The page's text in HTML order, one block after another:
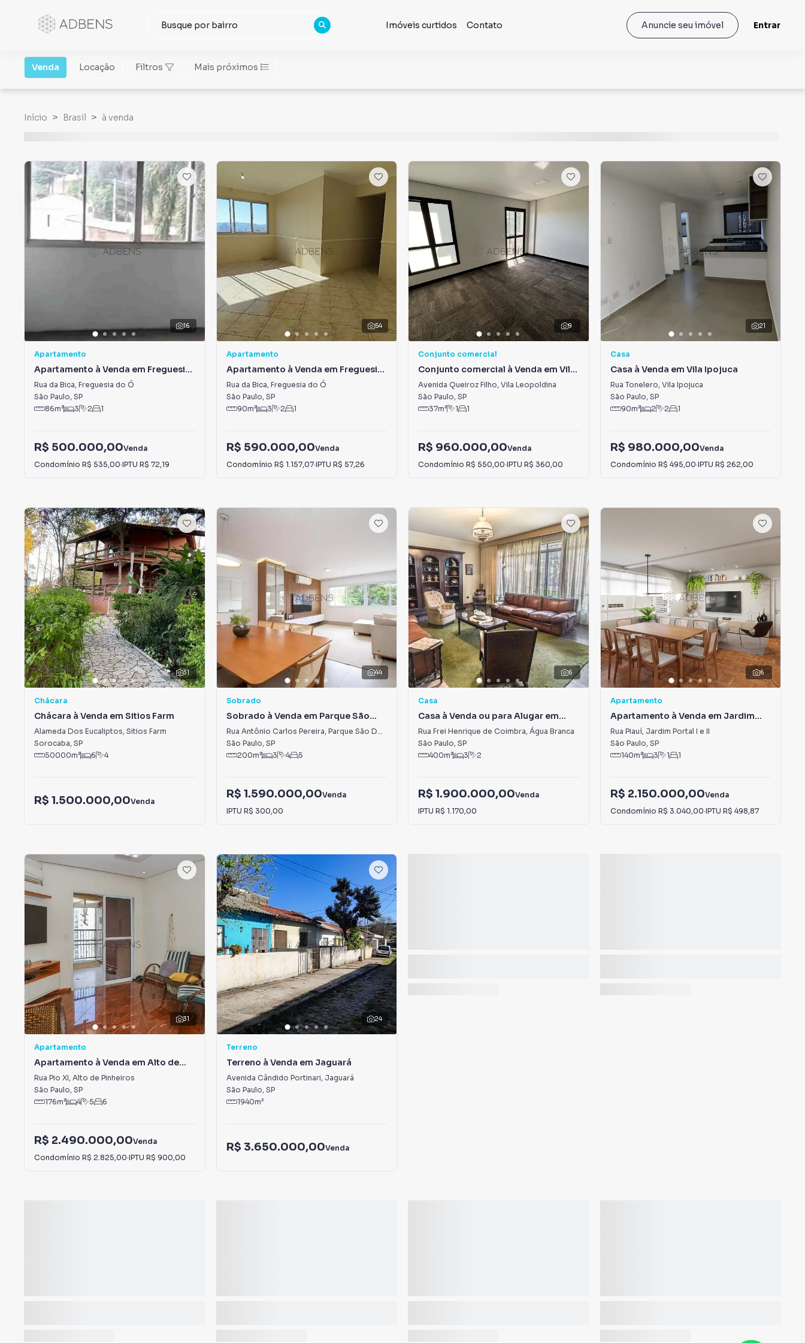
Imóveis curtidos Contato Anuncie seu imóvel Entrar
Venda Locação Filtros Mais próximos
Início Brasil à venda
16
Apartamento
Apartamento à Venda em Freguesia
do Ó
Rua da Bica, Freguesia do Ó
São Paulo, SP
86m² 3 2 1
R$ 500.000,00Venda
Condomínio R$ 535,00·IPTU R$ 72,19
54
Apartamento
Apartamento à Venda em Freguesia
do Ó
Rua da Bica, Freguesia do Ó
São Paulo, SP
90m² 3 2 1
R$ 590.000,00Venda
Condomínio R$ 1.157,07·IPTU R$ 57,26
9
Conjunto comercial
Conjunto comercial à Venda em Vila
Leopoldina
Avenida Queiroz Filho, Vila Leopoldina
São Paulo, SP
37m² 1 1
R$ 960.000,00Venda
Condomínio R$ 550,00·IPTU R$ 360,00
21
Casa
Casa à Venda em Vila Ipojuca
Rua Tonelero, Vila Ipojuca
São Paulo, SP
90m² 2 2 1
R$ 980.000,00Venda
Condomínio R$ 495,00·IPTU R$ 262,00
31
Chácara
Chácara à Venda em Sitios Farm
Alameda Dos Eucaliptos, Sitios Farm
Sorocaba, SP
50000m² 6 4
R$ 1.500.000,00Venda
44
Sobrado
Sobrado à Venda em Parque São
Domingos
Rua Antônio Carlos Pereira, Parque São Domingos
São Paulo, SP
200m² 3 4 5
R$ 1.590.000,00Venda
IPTU R$ 300,00
6
Casa
Casa à Venda ou para Alugar em
Água Branca
Rua Frei Henrique de Coimbra, Água Branca
São Paulo, SP
400m² 3 2
R$ 1.900.000,00Venda
IPTU R$ 1.170,00
6
Apartamento
Apartamento à Venda em Jardim
Portal I e II
Rua Piauí, Jardim Portal I e II
São Paulo, SP
140m² 3 1 1
R$ 2.150.000,00Venda
Condomínio R$ 3.040,00·IPTU R$ 498,87
31
Apartamento
Apartamento à Venda em Alto de
Pinheiros
Rua Pio XI, Alto de Pinheiros
São Paulo, SP
176m² 4 5 6
R$ 2.490.000,00Venda
Condomínio R$ 2.825,00·IPTU R$ 900,00
24
Terreno
Terreno à Venda em Jaguará
Avenida Cândido Portinari, Jaguará
São Paulo, SP
1940m²
R$ 3.650.000,00Venda